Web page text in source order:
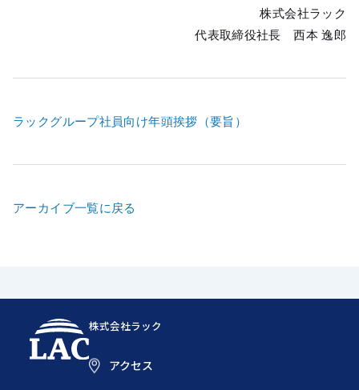
株式会社ラック
代表取締役社長 西本 逸郎
ラックグループ社員向け年頭挨拶（要旨）
アーカイブ一覧に戻る
株式会社ラック
アクセス